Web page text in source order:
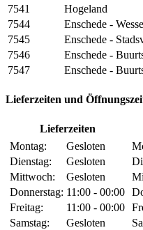
7541
Hogeland
7544
Enschede -
7545
Enschede -
7546
Enschede -
7547
Enschede -
Lieferzeiten und
Lieferzeiten
Montag:
Gesloten
Dienstag:
Gesloten
Mittwoch:
Gesloten
Donnerstag: 11:00 - 00:00
Freitag:
11:00 - 00:00
Samstag:
Gesloten